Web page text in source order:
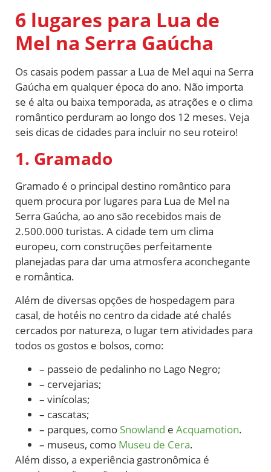
6 lugares para Lua de
Mel na Serra Gaúcha
Os casais podem passar a Lua de Mel aqui na Serra
Gaúcha em qualquer época do ano. Não importa
se é alta ou baixa temporada, as atrações e o clima
romântico perduram ao longo dos 12 meses. Veja
seis dicas de cidades para incluir no seu roteiro!
1. Gramado
Gramado é o principal destino romântico para
quem procura por lugares para Lua de Mel na
Serra Gaúcha, ao ano são recebidos mais de
2.500.000 turistas. A cidade tem um clima
europeu, com construções perfeitamente
planejadas para dar uma atmosfera aconchegante
e romântica.
Além de diversas opções de hospedagem para
casal, de hotéis no centro da cidade até chalés
cercados por natureza, o lugar tem atividades para
todos os gostos e bolsos, como:
– passeio de pedalinho no Lago Negro;
– cervejarias;
– vinícolas;
– cascatas;
– parques, como Snowland e Acquamotion.
– museus, como Museu de Cera.
Além disso, a experiência gastronômica é